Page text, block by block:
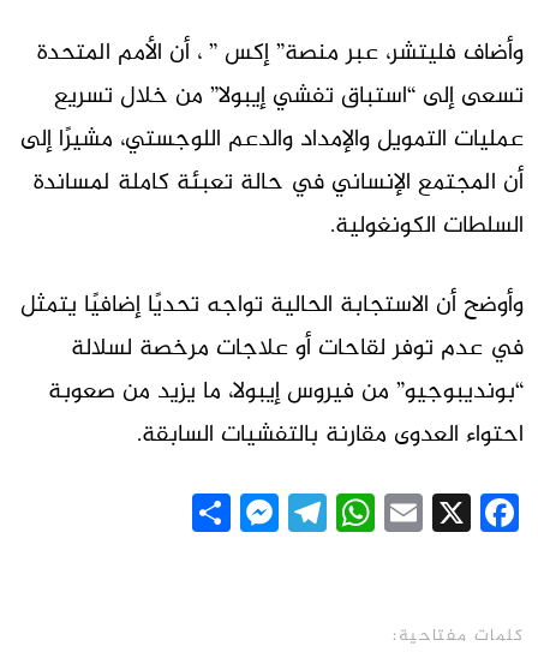
وأضاف فليتشر، عبر منصة” إكس ” ، أن الأمم المتحدة
تسعى إلى “استباق تفشي إيبولا” من خلال تسريع
عمليات التمويل والإمداد والدعم اللوجستي، مشيرًا إلى
أن المجتمع الإنساني في حالة تعبئة كاملة لمساندة
السلطات الكونغولية.
وأوضح أن الاستجابة الحالية تواجه تحديًا إضافيًا يتمثل
في عدم توفر لقاحات أو علاجات مرخصة لسلالة
“بونديبوجيو” من فيروس إيبولا، ما يزيد من صعوبة
احتواء العدوى مقارنة بالتفشيات السابقة.
Facebook
X
Email
WhatsApp
Telegram
Messenger
كلمات مفتاحية: